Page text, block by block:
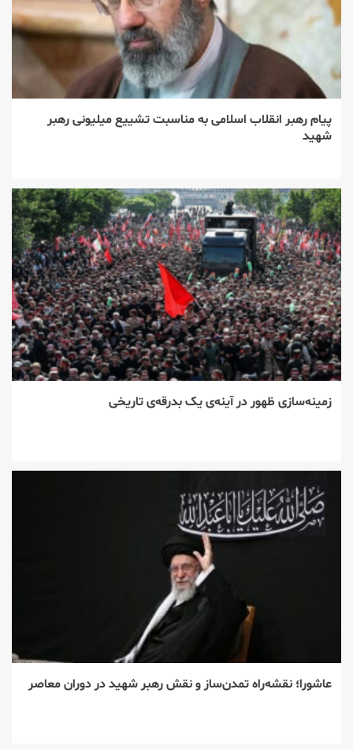
پیام رهبر انقلاب اسلامی به مناسبت تشییع میلیونی رهبر
شهید
زمینه‌سازی ظهور در آینه‌ی یک بدرقه‌ی تاریخی
عاشورا؛ نقشه‌راه تمدن‌ساز و نقش رهبر شهید در دوران معاصر